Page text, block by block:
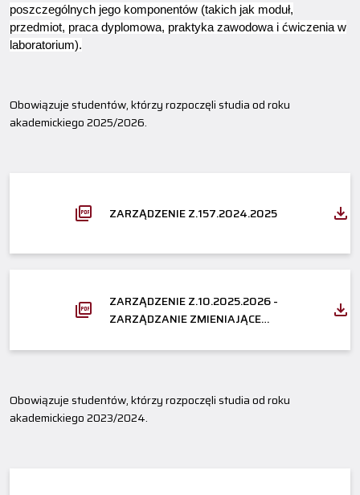
poszczególnych jego komponentów (takich jak moduł,
przedmiot, praca dyplomowa, praktyka zawodowa i ćwiczenia w
laboratorium).
Obowiązuje studentów, którzy rozpoczęli studia od roku
akademickiego 2025/2026.
ZARZĄDZENIE Z.157.2024.2025
ZARZĄDZENIE Z.10.2025.2026 -
ZARZĄDZANIE ZMIENIAJĄCE
Obowiązuje studentów, którzy rozpoczęli studia od roku
akademickiego 2023/2024.